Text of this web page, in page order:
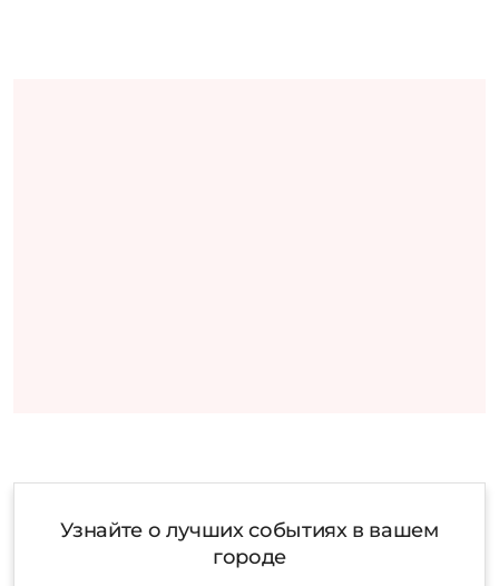
Узнайте о лучших событиях в вашем
городе